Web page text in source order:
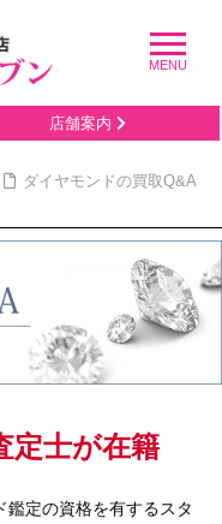
店舗案内
ダイヤモンドの買取Q&A
定士が在籍
鑑定の資格を有するスタ